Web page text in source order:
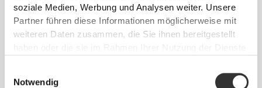
soziale Medien, Werbung und Analysen weiter. Unsere
Partner führen diese Informationen möglicherweise mit
weiteren Daten zusammen, die Sie ihnen bereitgestellt
Notwendig